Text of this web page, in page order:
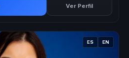
Ver Perfil
ES EN